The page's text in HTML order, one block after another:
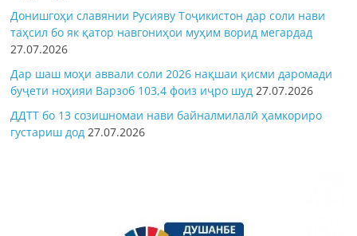
Донишгоҳи славянии Русияву Тоҷикистон дар соли нави
таҳсил бо як қатор навгониҳои муҳим ворид мегардад
27.07.2026
Дар шаш моҳи аввали соли 2026 нақшаи қисми даромади
буҷети ноҳияи Варзоб 103,4 фоиз иҷро шуд 27.07.2026
ДДТТ бо 13 созишномаи нави байналмилалӣ ҳамкориро
густариш дод 27.07.2026